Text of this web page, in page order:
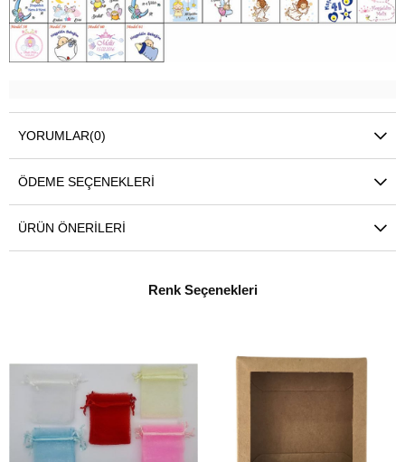
YORUMLAR(0)
ÖDEME SEÇENEKLERI
ÜRÜN ÖNERILERI
Renk Seçenekleri